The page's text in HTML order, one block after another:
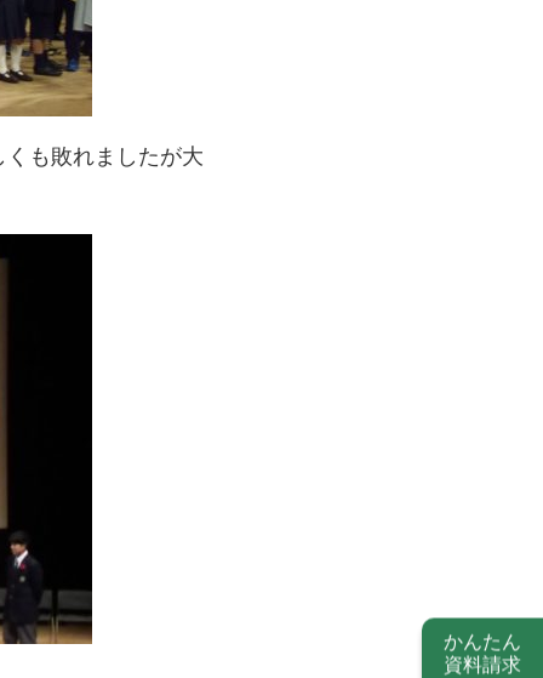
も敗れましたが大
かんたん
資料請求